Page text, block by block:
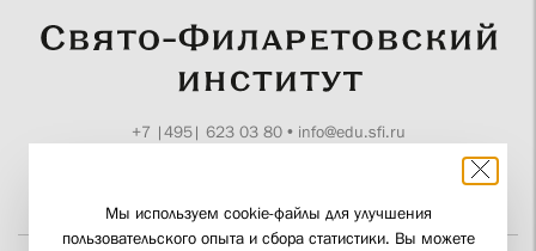
+7 |495| 623 03 80• info@edu.sfi.ru
Мы используем cookie-файлы для улучшения
пользовательского опыта и сбора статистики. Вы можете